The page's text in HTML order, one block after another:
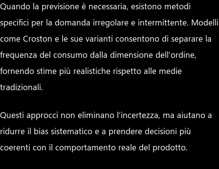
Quando la previsione è necessaria, esistono metodi
specifici per la domanda irregolare e intermittente. Modelli
come Croston e le sue varianti consentono di separare la
frequenza del consumo dalla dimensione dell’ordine,
fornendo stime più realistiche rispetto alle medie
tradizionali.
Questi approcci non eliminano l’incertezza, ma aiutano a
ridurre il bias sistematico e a prendere decisioni più
coerenti con il comportamento reale del prodotto.